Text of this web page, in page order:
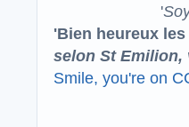
'
'Bien heureux
selon St Emilion,
Smile, you're on